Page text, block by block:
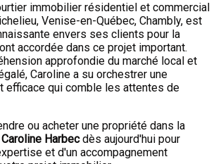
immobilier résidentiel et commercial
Venise-en-Québec, Chambly, est
envers ses clients pour la
accordée dans ce projet important.
approfondie du marché local et
Caroline a su orchestrer une
efficace qui comble les attentes de
ou acheter une propriété dans la
Harbecdès aujourd'hui pour
et d'un accompagnement